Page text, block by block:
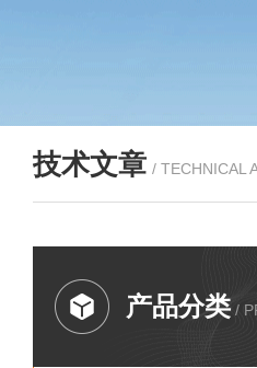
技术文章 / TECHNICAL
产品分类 /